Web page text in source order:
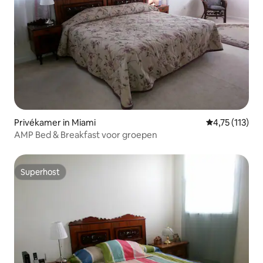
Privékamer in Miami Gemiddelde
4,75 (113)
AMP Bed & Breakfast voor groepen
Superhost
Superhost